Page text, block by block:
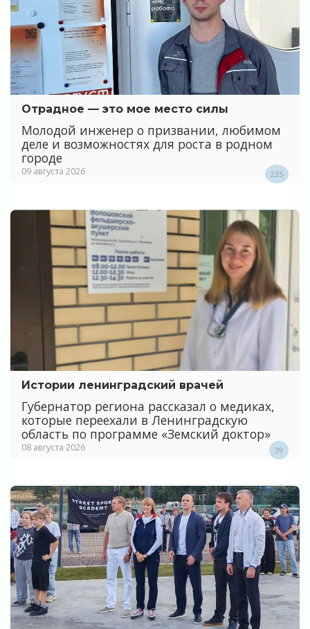
Отрадное — это мое место силы
Молодой инженер о призвании, любимом
деле и возможностях для роста в родном
городе
09 августа 2026 235
Истории ленинградский врачей
Губернатор региона рассказал о медиках,
которые переехали в Ленинградскую
область по программе «Земский доктор»
08 августа 2026 39